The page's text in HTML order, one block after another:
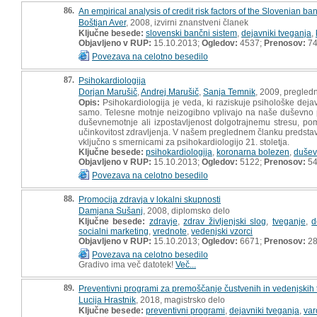
86. An empirical analysis of credit risk factors of the Slovenian
Boštjan Aver, 2008, izvirni znanstveni članek
Ključne besede: slovenski bančni sistem dejavniki tveganja
Objavljeno v RUP: 15.10.2013; Ogledov: 4537; Prenosov: 74
Povezava na celotno besedilo
87. Psihokardiologija
Dorjan Marušič Andrej Marušič Sanja Temnik , 2009,
Opis: Psihokardiologija je veda, ki raziskuje psihološke
samo. Telesne motnje neizogibno vplivajo na naše
duševnemotnje ali izpostavljenost dolgotrajnemu stresu,
učinkovitost zdravljenja. V našem preglednem članku
vključno s smernicami za psihokardiologijo 21. stoletja.
Ključne besede: psihokardiologija koronarna bolezen
Objavljeno v RUP: 15.10.2013; Ogledov: 5122; Prenosov: 54
Povezava na celotno besedilo
88. Promocija zdravja v lokalni skupnosti
Damjana Sušanj , 2008, diplomsko delo
Ključne besede: zdravje ,zdrav življenjski slog tveganje ,
socialni marketing vrednote vedenjski vzorci
Objavljeno v RUP: 15.10.2013; Ogledov: 6671; Prenosov:
Povezava na celotno besedilo
Gradivo ima več datotek! Več...
89. Preventivni programi za premoščanje čustvenih in
Lucija Hrastnik , 2018, magistrsko delo
Ključne besede: preventivni programi dejavniki tveganja